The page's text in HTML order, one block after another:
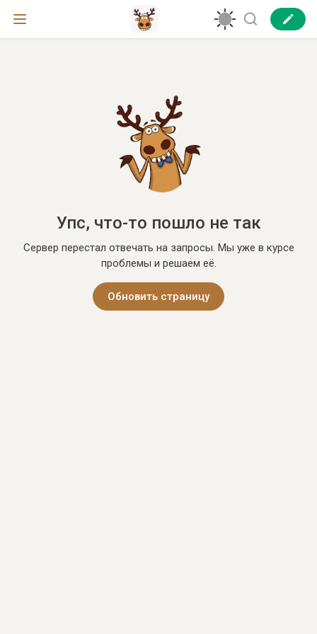
Упс, что-то пошло не так
Сервер перестал отвечать на запросы. Мы уже в курсе
проблемы и решаем её.
Обновить страницу